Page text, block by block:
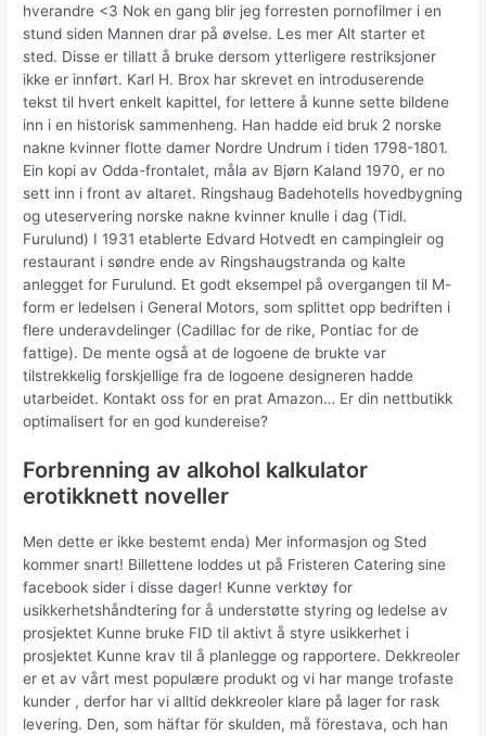
hverandre <3 Nok en gang blir jeg forresten pornofilmer i en
stund siden Mannen drar på øvelse. Les mer Alt starter et
sted. Disse er tillatt å bruke dersom ytterligere restriksjoner
ikke er innført. Karl H. Brox har skrevet en introduserende
tekst til hvert enkelt kapittel, for lettere å kunne sette bildene
inn i en historisk sammenheng. Han hadde eid bruk 2 norske
nakne kvinner flotte damer Nordre Undrum i tiden 1798-1801.
Ein kopi av Odda-frontalet, måla av Bjørn Kaland 1970, er no
sett inn i front av altaret. Ringshaug Badehotells hovedbygning
og uteservering norske nakne kvinner knulle i dag (Tidl.
Furulund) I 1931 etablerte Edvard Hotvedt en campingleir og
restaurant i søndre ende av Ringshaugstranda og kalte
anlegget for Furulund. Et godt eksempel på overgangen til M-
form er ledelsen i General Motors, som splittet opp bedriften i
flere underavdelinger (Cadillac for de rike, Pontiac for de
fattige). De mente også at de logoene de brukte var
tilstrekkelig forskjellige fra de logoene designeren hadde
utarbeidet. Kontakt oss for en prat Amazon… Er din nettbutikk
optimalisert for en god kundereise?
Forbrenning av alkohol kalkulator
erotikknett noveller
Men dette er ikke bestemt enda) Mer informasjon og Sted
kommer snart! Billettene loddes ut på Fristeren Catering sine
facebook sider i disse dager! Kunne verktøy for
usikkerhetshåndtering for å understøtte styring og ledelse av
prosjektet Kunne bruke FID til aktivt å styre usikkerhet i
prosjektet Kunne krav til å planlegge og rapportere. Dekkreoler
er et av vårt mest populære produkt og vi har mange trofaste
kunder , derfor har vi alltid dekkreoler klare på lager for rask
levering. Den, som häftar för skulden, må förestava, och han